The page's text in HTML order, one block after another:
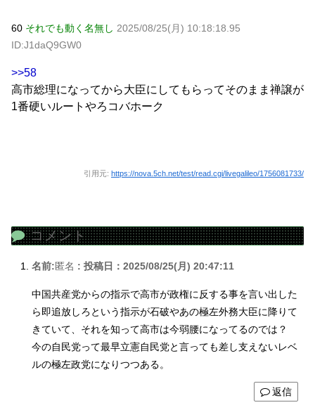
60 それでも動く名無し 2025/08/25(月) 10:18:18.95
ID:J1daQ9GW0
>>58
高市総理になってから大臣にしてもらってそのまま禅譲が
1番硬いルートやろコバホーク
引用元: https://nova.5ch.net/test/read.cgi/livegalileo/1756081733/
コメント
名前:匿名 : 投稿日：2025/08/25(月) 20:47:11
中国共産党からの指示で高市が政権に反する事を言い出した
ら即追放しろという指示が石破やあの極左外務大臣に降りて
きていて、それを知って高市は今弱腰になってるのでは？
今の自民党って最早立憲自民党と言っても差し支えないレベ
ルの極左政党になりつつある。
返信